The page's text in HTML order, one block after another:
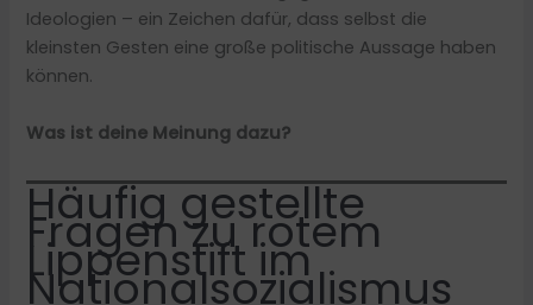
Ideologien – ein Zeichen dafür, dass selbst die
kleinsten Gesten eine große politische Aussage haben
können.
Was ist deine Meinung dazu?
Häufig gestellte
Fragen zu rotem
Lippenstift im
Nationalsozialismus